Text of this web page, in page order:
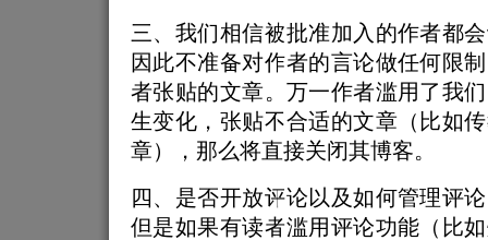
三、我们相信被批准加入的作者都
因此不准备对作者的言论做任何限
者张贴的文章。万一作者滥用了我
生变化，张贴不合适的文章（比如
章），那么将直接关闭其博客。
四、是否开放评论以及如何管理评
但是如果有读者滥用评论功能（比